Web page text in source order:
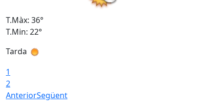
T.Màx: 36°
T.Min: 22°
Tarda
1
2
AnteriorSegüent